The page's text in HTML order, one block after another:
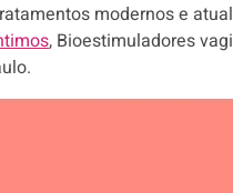
modernos e
, Bioestimuladores